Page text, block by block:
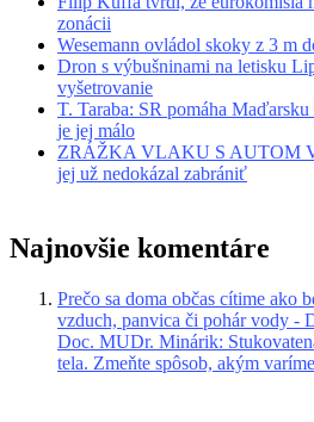
zonácii
Wesemann ovládol skoky z 3 m
Dron s výbušninami na letisku
vyšetrovanie
T. Taraba: SR pomáha
je jej málo
ZRÁŽKA VLAKU S AUTOM
jej už nedokázal zabrániť
Najnovšie komentáre
Prečo sa doma občas cítime ako
vzduch, panvica či pohár vody -
Doc. MUDr. Minárik:
tela. Zmeňte spôsob, akým varíme